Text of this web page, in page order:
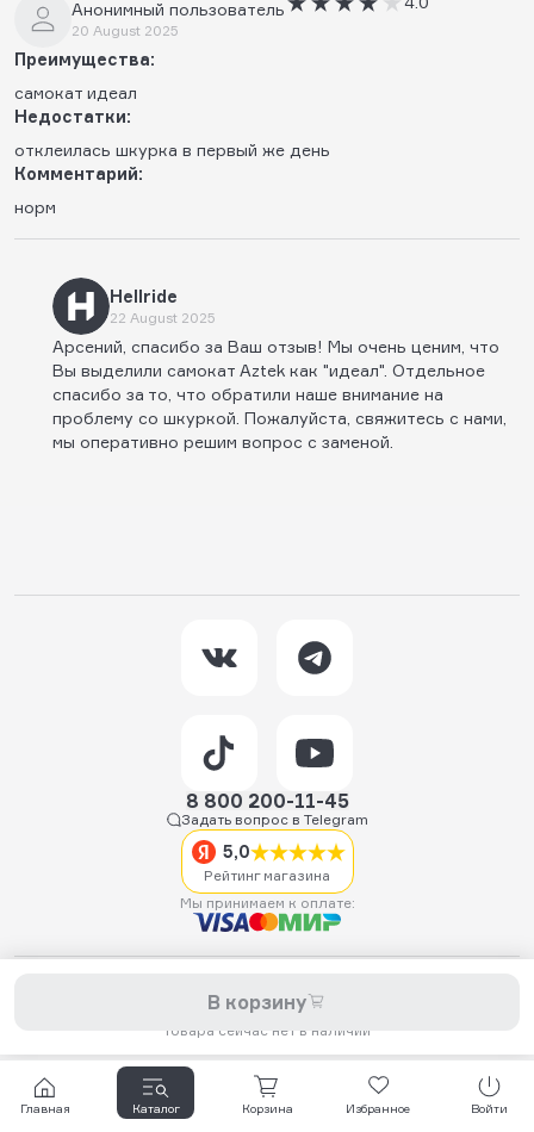
В корзину
Товара сейчас нет в наличии
Анонимный пользователь
20 August 2025
Преимущества:
самокат идеал
Недостатки:
отклеилась шкурка в первый же день
Комментарий:
норм
Hellride
22 August 2025
Арсений, спасибо за Ваш отзыв! Мы очень ценим, что
Вы выделили самокат Aztek как "идеал". Отдельное
спасибо за то, что обратили наше внимание на
проблему со шкуркой. Пожалуйста, свяжитесь с нами,
мы оперативно решим вопрос с заменой.
8 800 200-11-45
Задать вопрос в Telegram
5,0
Рейтинг магазина
Мы принимаем к оплате:
самокатов, запчастей для самокатов, аксессуаров, экипировки,
одежды и обуви.
Главная Каталог Корзина Избранное Войти